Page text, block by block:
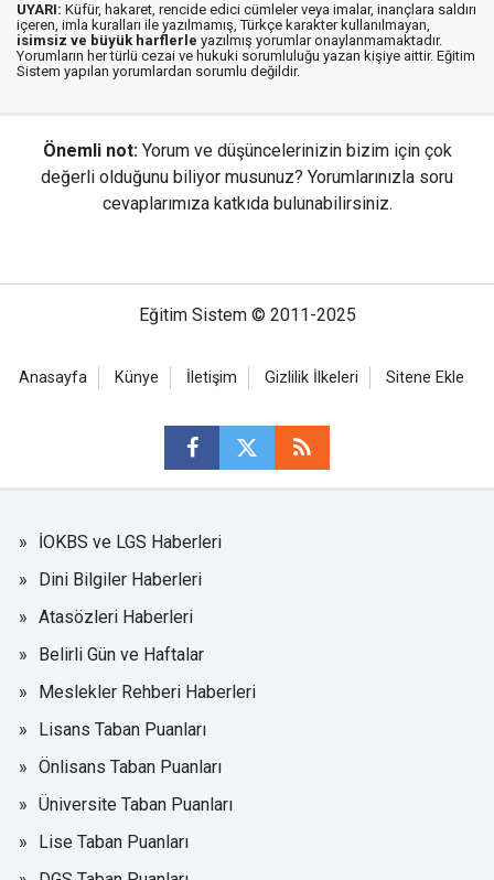
UYARI: Küfür, hakaret, rencide edici cümleler veya imalar, inançlara saldırı
içeren, imla kuralları ile yazılmamış, Türkçe karakter kullanılmayan,
isimsiz ve büyük harflerle yazılmış yorumlar onaylanmamaktadır.
Yorumların her türlü cezai ve hukuki sorumluluğu yazan kişiye aittir. Eğitim
Sistem yapılan yorumlardan sorumlu değildir.
Önemli not: Yorum ve düşüncelerinizin bizim için çok
değerli olduğunu biliyor musunuz? Yorumlarınızla soru
cevaplarımıza katkıda bulunabilirsiniz.
Eğitim Sistem © 2011-2025
Anasayfa Künye İletişim Gizlilik İlkeleri Sitene Ekle
İOKBS ve LGS Haberleri
Dini Bilgiler Haberleri
Atasözleri Haberleri
Belirli Gün ve Haftalar
Meslekler Rehberi Haberleri
Lisans Taban Puanları
Önlisans Taban Puanları
Üniversite Taban Puanları
Lise Taban Puanları